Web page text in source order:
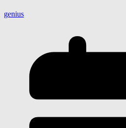
genius